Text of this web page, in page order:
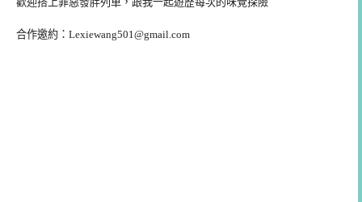
合作邀約： Lexiewang501@gmail.com